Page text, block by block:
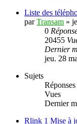
Liste des
parTransam »
0
20455
Dernier
jeu. 28
Sujets
Réponses
Vues
Dernier
Rlink 1 Mise à